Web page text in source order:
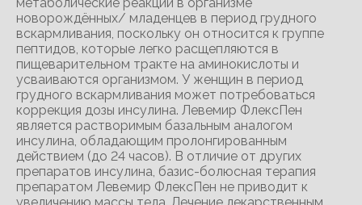
новорождённых/ младенцев в период грудного
вскармливания, поскольку он относится к группе
пептидов, которые легко расщепляются в
пищеварительном тракте на аминокислоты и
усваиваются организмом. У женщин в период
грудного вскармливания может потребоваться
коррекция дозы инсулина. Левемир ФлексПен
является растворимым базальным аналогом
инсулина, обладающим пролонгированным
действием (до 24 часов). В отличие от других
препаратов инсулина, базис-болюсная терапия
препаратом Левемир ФлексПен не приводит к